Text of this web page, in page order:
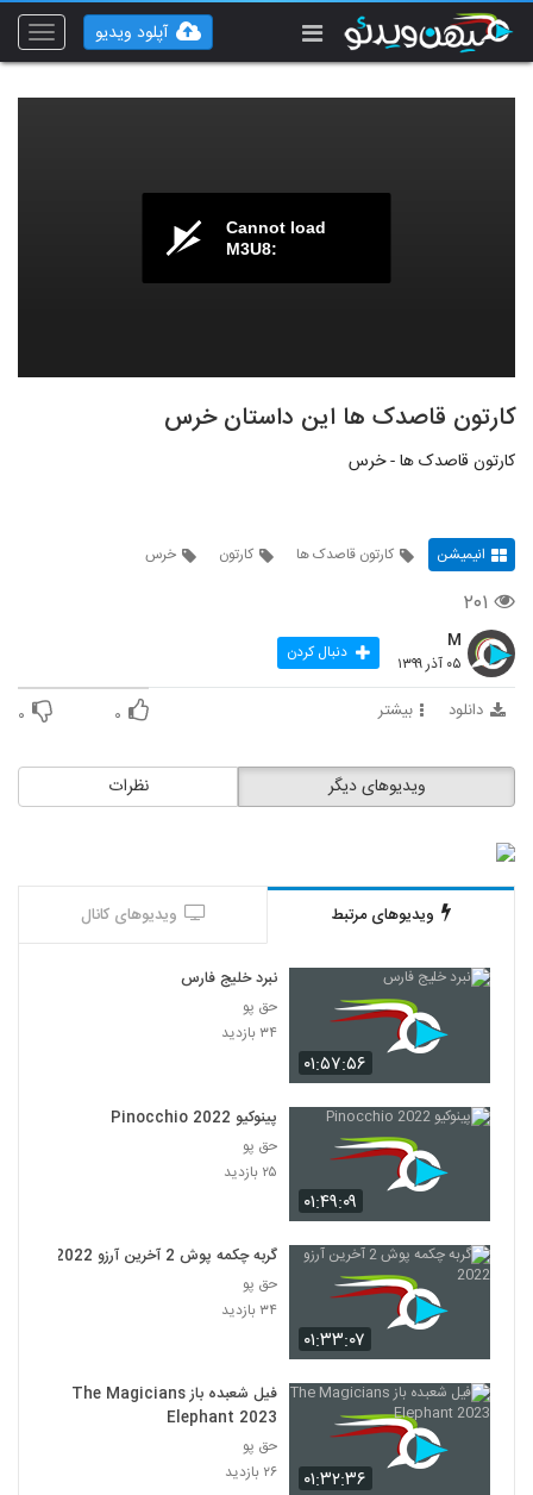
Toggle
آپلود ویدیو
Cannot load
M3U8:
کارتون قاصدک ها این داستان خرس
کارتون قاصدک ها - خرس
انیمیشن کارتون قاصدک ها کارتون خرس
۲۰۱
M
۰۵ آذر ۱۳۹۹ دنبال کردن
دانلود بیشتر ۰ ۰
نظرات ویدیوهای دیگر
ویدیوهای مرتبط ویدیوهای کانال
۰۱:۵۷:۵۶
نبرد خلیج فارس
حق پو
۳۴ بازدید
۰۱:۴۹:۰۹
پینوکیو Pinocchio 2022
حق پو
۲۵ بازدید
۰۱:۳۳:۰۷
گربه چکمه پوش 2 آخرین آرزو 2022
حق پو
۳۴ بازدید
۰۱:۳۲:۳۶
فیل شعبده باز The Magicians
Elephant 2023
حق پو
۲۶ بازدید